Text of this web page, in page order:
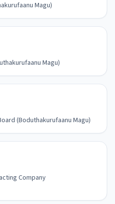
Magu)
Magu)
(Boduthakurufaanu Magu)
Company